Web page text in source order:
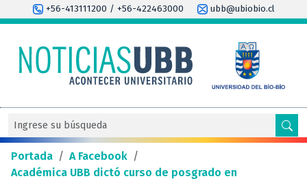
+56-413111200 / +56-422463000 ubb@ubiobio.cl
Portada / A Facebook /
Académica UBB dictó curso de posgrado en